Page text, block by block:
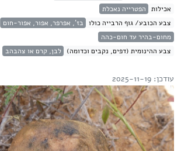
אכילות הפטרייה נאכלת
צבע הכובע/ גוף הרבייה כולו בז', אפרפר, אפור, אפור-חום
מחום-בהיר עד חום-כהה
צבע ההינומית (דפים, נקבים וכדומה) לבן, קרם או צהבהב
עודכן: 2025-11-19